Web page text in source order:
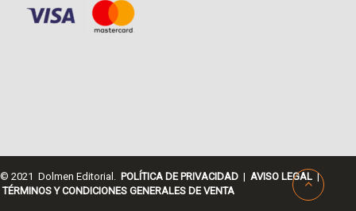
© 2021 Dolmen Editorial. POLÍTICA DE PRIVACIDAD | AVISO LEGAL |
TÉRMINOS Y CONDICIONES GENERALES DE VENTA